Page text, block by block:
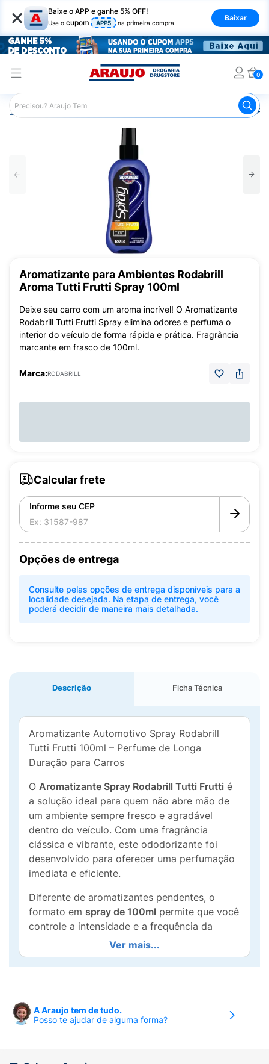
× Baixe o APP e ganhe 5% OFF!
Use o cupom APP5 na primeira compra
Baixar
0
Araujo Mercado Automotivo
Aromatizante para Ambientes Rodabrill
Aroma Tutti Frutti Spray 100ml
Deixe seu carro com um aroma incrível! O Aromatizante
Rodabrill Tutti Frutti Spray elimina odores e perfuma o
interior do veículo de forma rápida e prática. Fragrância
marcante em frasco de 100ml.
Marca:RODABRILL
Calcular frete
Informe seu CEP
Opções de entrega
Consulte pelas opções de entrega disponíveis para a
localidade desejada. Na etapa de entrega, você
poderá decidir de maneira mais detalhada.
Descrição Ficha Técnica
Aromatizante Automotivo Spray Rodabrill
Tutti Frutti 100ml – Perfume de Longa
Duração para Carros
O Aromatizante Spray Rodabrill Tutti Frutti é
a solução ideal para quem não abre mão de
um ambiente sempre fresco e agradável
dentro do veículo. Com uma fragrância
clássica e vibrante, este ododorizante foi
desenvolvido para oferecer uma perfumação
imediata e eficiente.
Diferente de aromatizantes pendentes, o
formato em spray de 100ml permite que você
controle a intensidade e a frequência da
aplicação, focando nas áreas que mais
precisam. Sua fórmula exclusiva garante que
o perfume deTutti Fruttipermaneça no ar
a cada borrifada.
Ver mais...
A Araujo tem de tudo.
Posso te ajudar de alguma forma?